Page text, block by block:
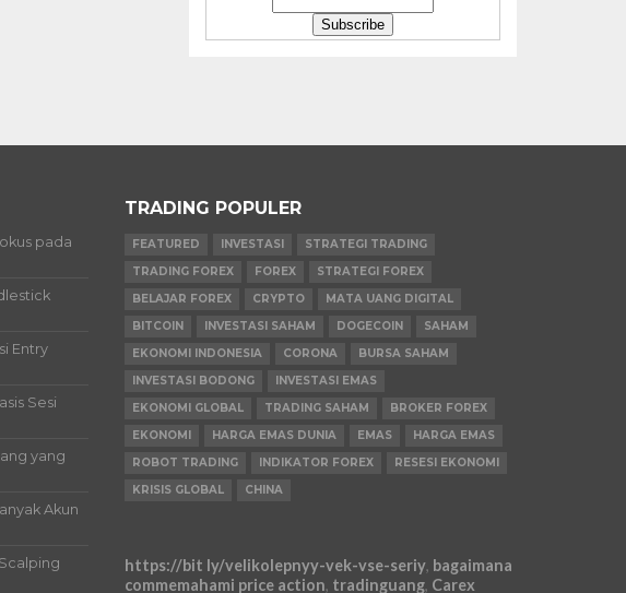
pada
Entry
Sesi
yang
Akun
TRADING POPULER
FEATURED INVESTASI
STRATEGI TRADING
TRADING FOREX
FOREX
STRATEGI FOREX
BELAJAR FOREX
CRYPTO
MATA UANG DIGITAL
BITCOIN
INVESTASI SAHAM DOGECOIN
SAHAM
EKONOMI INDONESIA
CORONA
BURSA SAHAM
INVESTASI BODONG
INVESTASI EMAS
EKONOMI GLOBAL
TRADING SAHAM
BROKER FOREX
EKONOMI
HARGA EMAS DUNIA EMAS
HARGA EMAS
ROBOT TRADING
INDIKATOR FOREX
RESESI EKONOMI
KRISIS GLOBAL
CHINA
https://bit ly/velikolepnyy-vek-vse-seriy, bagaimana
commemahami price action, tradinguang, Carex